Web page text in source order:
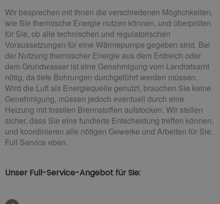
Wir besprechen mit Ihnen die verschiedenen Möglichkeiten,
wie Sie thermische Energie nutzen können, und überprüfen
für Sie, ob alle technischen und regulatorischen
Voraussetzungen für eine Wärmepumpe gegeben sind. Bei
der Nutzung thermischer Energie aus dem Erdreich oder
dem Grundwasser ist eine Genehmigung vom Landratsamt
nötig, da tiefe Bohrungen durchgeführt werden müssen.
Wird die Luft als Energiequelle genutzt, brauchen Sie keine
Genehmigung, müssen jedoch eventuell durch eine
Heizung mit fossilen Brennstoffen aufstocken. Wir stellen
sicher, dass Sie eine fundierte Entscheidung treffen können,
und koordinieren alle nötigen Gewerke und Arbeiten für Sie.
Full Service eben.
Unser Full-Service-Angebot für Sie: